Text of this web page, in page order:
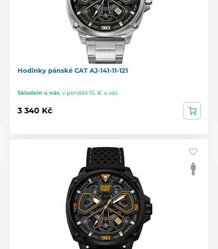
Hodinky pánské CAT AJ-141-11-121
Skladem u nás, v pondělí 10. 8. u vás
3 340 Kč